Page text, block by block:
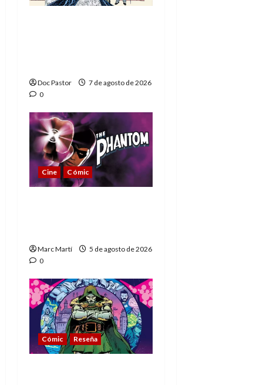
Doc Pastor
7 de agosto de 2026
0
Cine Cómic
Marc Martí
5 de agosto de 2026
0
Cómic Reseña